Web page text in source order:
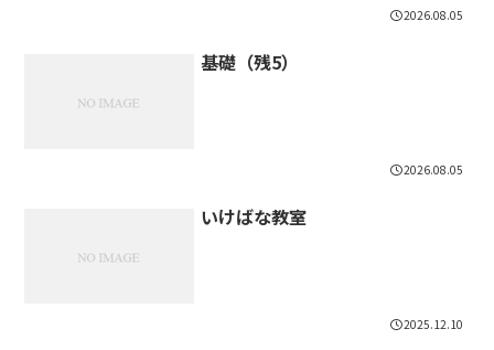
2026.08.05
基礎（残5）
2026.08.05
いけばな教室
2025.12.10